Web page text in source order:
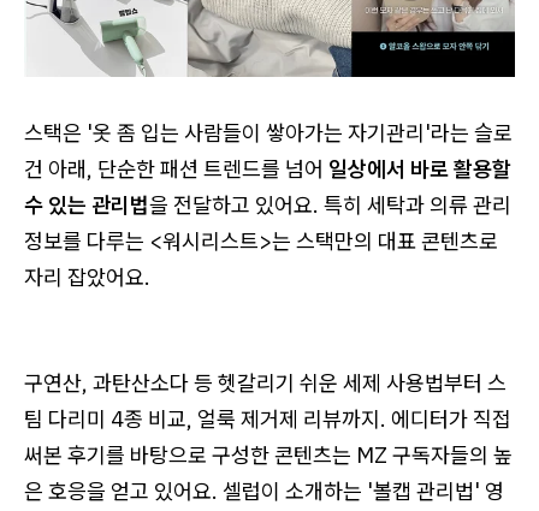
스택은 '옷 좀 입는 사람들이 쌓아가는 자기관리'라는 슬로
건 아래, 단순한 패션 트렌드를 넘어 일상에서 바로 활용할
수 있는 관리법을 전달하고 있어요. 특히 세탁과 의류 관리
정보를 다루는 <워시리스트>는 스택만의 대표 콘텐츠로
자리 잡았어요.
구연산, 과탄산소다 등 헷갈리기 쉬운 세제 사용법부터 스
팀 다리미 4종 비교, 얼룩 제거제 리뷰까지. 에디터가 직접
써본 후기를 바탕으로 구성한 콘텐츠는 MZ 구독자들의 높
은 호응을 얻고 있어요. 셀럽이 소개하는 '볼캡 관리법' 영